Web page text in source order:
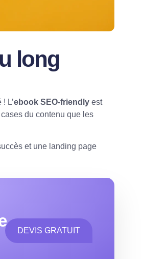
long
L’ebook SEO-friendly est
du contenu que les
et une landing page
DEVIS GRATUIT